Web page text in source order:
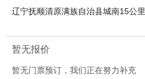
辽宁抚顺清原满族自治县城南15公里
暂无报价
暂无门票预订，我们正在努力补充